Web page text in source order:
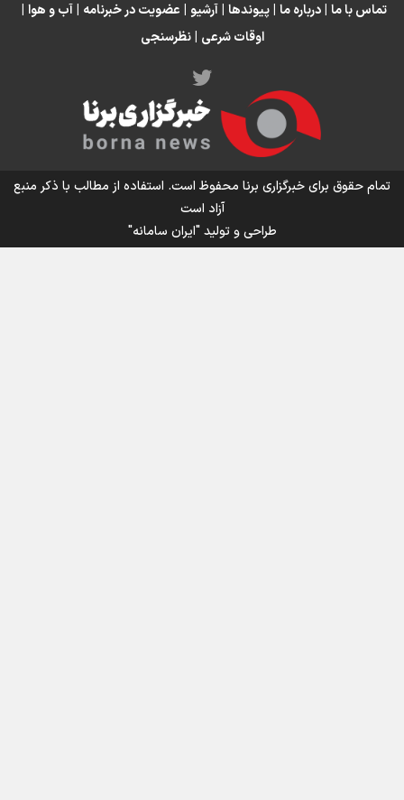
اینفو برنا/ میزان مالیات بر ارزش افزوده چقدر است؟
تماس با ما | درباره ما | پیوندها | آرشیو | عضویت در خبرنامه | آب و هوا |
اوقات شرعی | نظرسنجی
تمام حقوق برای خبرگزاری برنا محفوظ است. استفاده از مطالب با ذکر منبع
آزاد است
طراحی و تولید"ایران سامانه"